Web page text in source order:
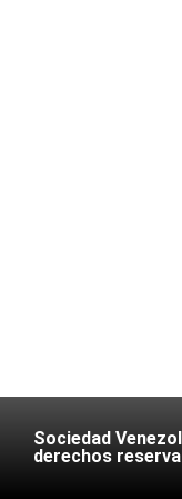
Sociedad
derechos